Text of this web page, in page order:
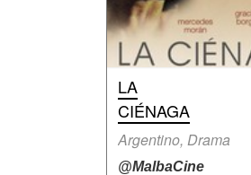
LA
CIÉNAGA
Argentino, Drama
@MalbaCine